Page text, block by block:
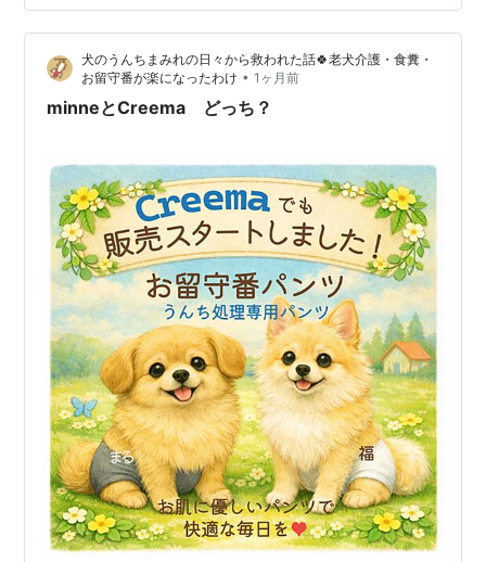
り合えた🐶ちゃんは、本当に幸せな子。 その優しさに触
れるたび、こちらまで嬉しく温かい気持ちになります。
「ご家族にずっと変わらぬ愛を注いでくれた愛犬が、ど
んな状態になって…
犬のうんちまみれの日々から救われた話🍀老犬介護・食糞・
お留守番が楽になったわけ • 1ヶ月前
minneとCreema どっち？